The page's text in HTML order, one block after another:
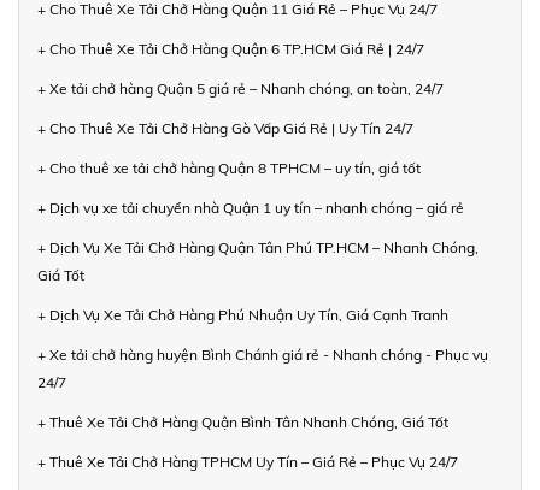
+ Cho Thuê Xe Tải Chở Hàng Quận 11 Giá Rẻ – Phục Vụ 24/7
+ Cho Thuê Xe Tải Chở Hàng Quận 6 TP.HCM Giá Rẻ | 24/7
+ Xe tải chở hàng Quận 5 giá rẻ – Nhanh chóng, an toàn, 24/7
+ Cho Thuê Xe Tải Chở Hàng Gò Vấp Giá Rẻ | Uy Tín 24/7
+ Cho thuê xe tải chở hàng Quận 8 TPHCM – uy tín, giá tốt
+ Dịch vụ xe tải chuyển nhà Quận 1 uy tín – nhanh chóng – giá rẻ
+ Dịch Vụ Xe Tải Chở Hàng Quận Tân Phú TP.HCM – Nhanh Chóng,
Giá Tốt
+ Dịch Vụ Xe Tải Chở Hàng Phú Nhuận Uy Tín, Giá Cạnh Tranh
+ Xe tải chở hàng huyện Bình Chánh giá rẻ - Nhanh chóng - Phục vụ
24/7
+ Thuê Xe Tải Chở Hàng Quận Bình Tân Nhanh Chóng, Giá Tốt
+ Thuê Xe Tải Chở Hàng TPHCM Uy Tín – Giá Rẻ – Phục Vụ 24/7